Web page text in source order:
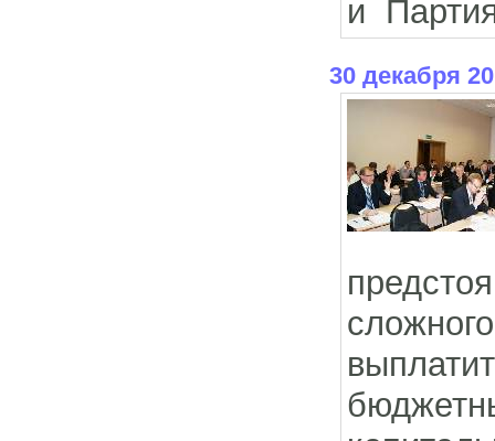
и
30 декабря